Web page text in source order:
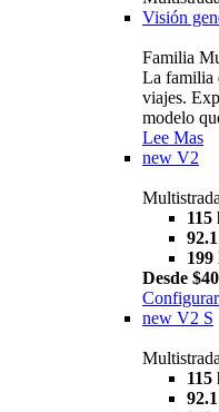
Visión
Familia
La familia
viajes.
modelo
Lee Mas
new V2
115
199
Desde
new V2 S
115